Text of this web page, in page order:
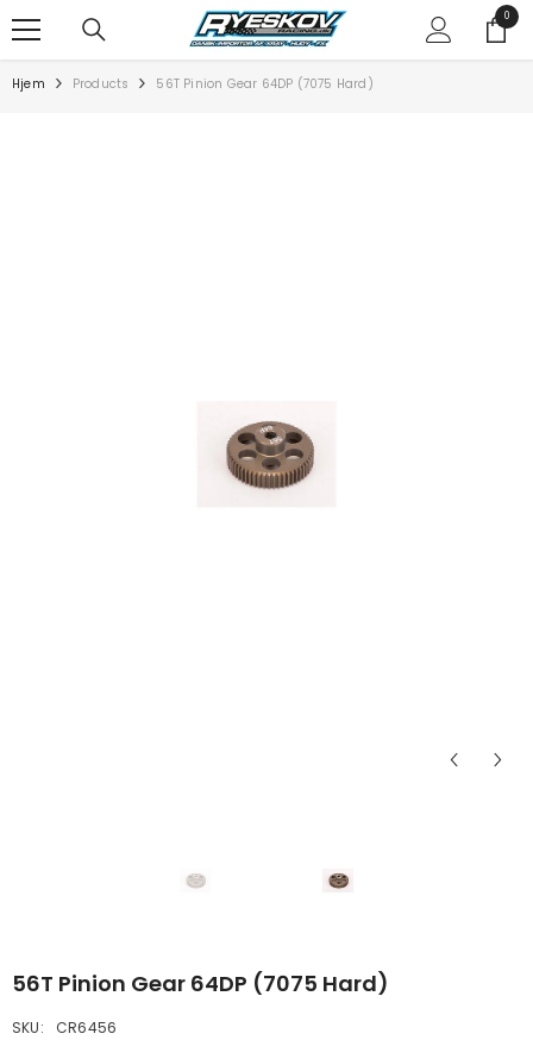
00
Hjem Products 56T Pinion Gear 64DP (7075 Hard)
56T Pinion Gear 64DP (7075 Hard)
SKU: CR6456